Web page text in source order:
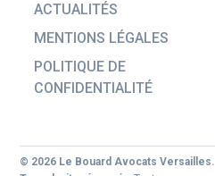
ACTUALITÉS
MENTIONS LÉGALES
POLITIQUE DE
CONFIDENTIALITÉ
© 2026 Le Bouard Avocats Versailles.